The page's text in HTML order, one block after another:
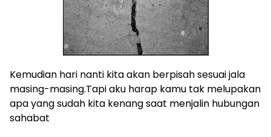
Kemudian hari nanti kita akan berpisah sesuai jala
masing-masing.Tapi aku harap kamu tak melupakan
apa yang sudah kita kenang saat menjalin hubungan
sahabat